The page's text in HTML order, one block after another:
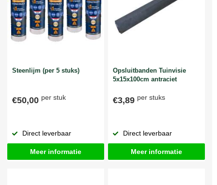
Steenlijm (per 5 stuks)
€50,00 per stuk
Direct leverbaar
Meer informatie
Opsluitbanden Tuinvisie
5x15x100cm antraciet
€3,89 per stuks
Direct leverbaar
Meer informatie